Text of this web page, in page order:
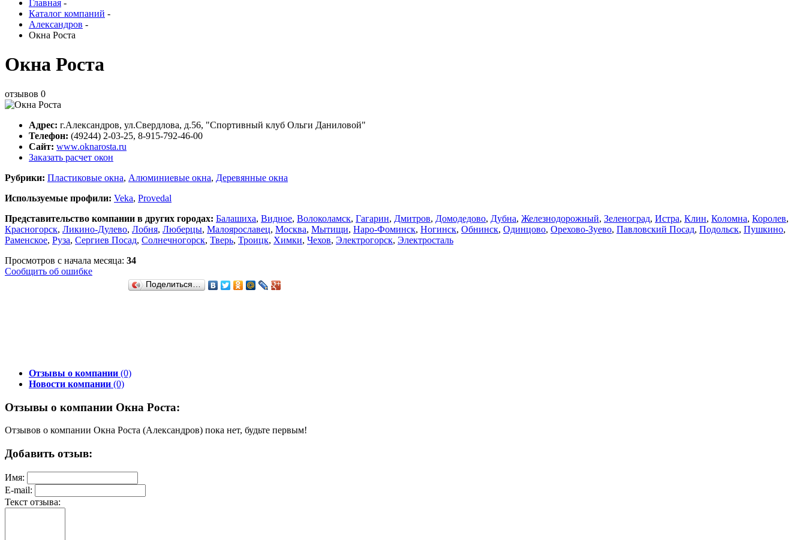
Главная -
Каталог компаний -
Александров -
Окна Роста
Окна Роста
отзывов 0
Адрес: г.Александров, ул.Свердлова, д.56, "Спортивный клуб Ольги Даниловой"
Телефон: (49244) 2-03-25, 8-915-792-46-00
Сайт: www.oknarosta.ru
Заказать расчет окон
Рубрики: Пластиковые окна, Алюминиевые окна, Деревянные окна
Используемые профили: Veka, Provedal
Представительство компании в других городах: Балашиха, Видное, Волоколамск, Гагарин, Дмитров, Домодедово, Дубна, Железнодорожный, Зеленоград, Истра, Клин, Коломна, Королев,
Красногорск, Ликино-Дулево, Лобня, Люберцы, Малоярославец, Москва, Мытищи, Наро-Фоминск, Ногинск, Обнинск, Одинцово, Орехово-Зуево, Павловский Посад, Подольск, Пушкино,
Раменское, Руза, Сергиев Посад, Солнечногорск, Тверь, Троицк, Химки, Чехов, Электрогорск, Электросталь
Просмотров с начала месяца: 34
Сообщить об ошибке
Поделиться…
Отзывы о компании (0)
Новости компании (0)
Отзывы о компании Окна Роста:
Отзывов о компании Окна Роста (Александров) пока нет, будьте первым!
Добавить отзыв:
Имя:
E-mail:
Текст отзыва: